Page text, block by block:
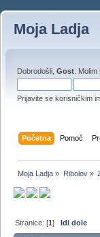
Moja Ladja
Dobrodošli, Gost .
Prijavite se korisničkim
Početna Pomoć
Moja Ladja » Ribolov»
Stranice: [1]Idi dole